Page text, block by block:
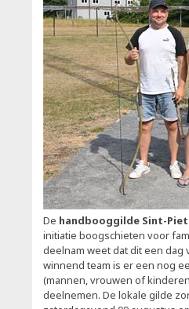
De handbooggilde Sint-
initiatie boogschieten voor
deelnam weet dat dit een
winnend team is er een nog
(mannen, vrouwen of
deelnemen. De lokale gilde